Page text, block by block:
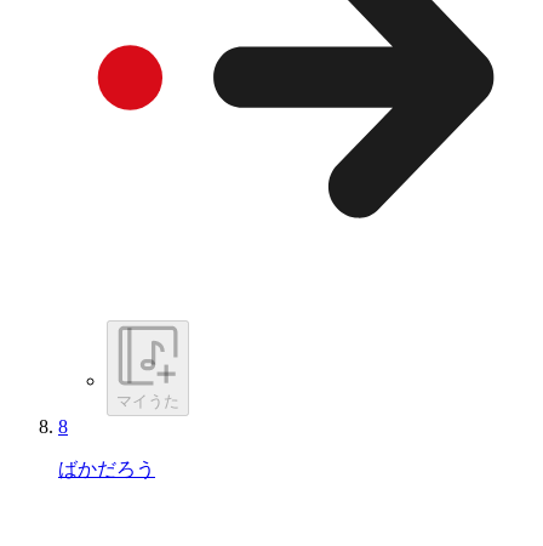
マイうた
8
ばかだろう